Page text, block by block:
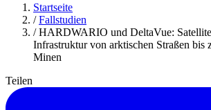
Startseite
/ Fallstudien
/ HARDWARIO und DeltaVue:
Infrastruktur von arktischen Straßen bis
Minen
Teilen